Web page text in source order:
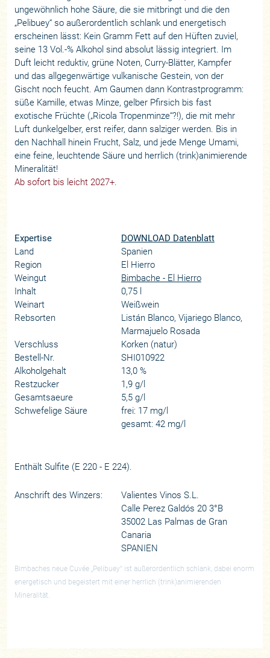
ungewöhnlich hohe Säure, die sie mitbringt und die den
„Pelibuey“ so außerordentlich schlank und energetisch
erscheinen lässt: Kein Gramm Fett auf den Hüften zuviel,
seine 13 Vol.-% Alkohol sind absolut lässig integriert. Im
Duft leicht reduktiv, grüne Noten, Curry-Blätter, Kampfer
und das allgegenwärtige vulkanische Gestein, von der
Gischt noch feucht. Am Gaumen dann Kontrastprogramm:
süße Kamille, etwas Minze, gelber Pfirsich bis fast
exotische Früchte („Ricola Tropenminze“?!), die mit mehr
Luft dunkelgelber, erst reifer, dann salziger werden. Bis in
den Nachhall hinein Frucht, Salz, und jede Menge Umami,
eine feine, leuchtende Säure und herrlich (trink)animierende
Mineralität!
Ab sofort bis leicht 2027+.
Expertise
DOWNLOAD Datenblatt
Land
Spanien
Region
El Hierro
Weingut
Bimbache - El Hierro
Inhalt
0,75 l
Weinart
Weißwein
Rebsorten
Listán Blanco, Vijariego Blanco,
Marmajuelo Rosada
Verschluss
Korken (natur)
Bestell-Nr.
SHI010922
Alkoholgehalt
13,0 %
Restzucker
1,9 g/l
Gesamtsaeure
5,5 g/l
Schwefelige Säure
frei: 17 mg/l
gesamt: 42 mg/l
Enthält Sulfite (E 220 - E 224).
Anschrift des Winzers:
Valientes Vinos S.L.
Calle Perez Galdós 20 3°B
35002 Las Palmas de Gran
Canaria
SPANIEN
Bimbaches neue Cuvée „Pelibuey“ ist außerordentlich schlank, dabei enorm
energetisch und begeistert mit einer herrlich (trink)animierenden
Mineralität.